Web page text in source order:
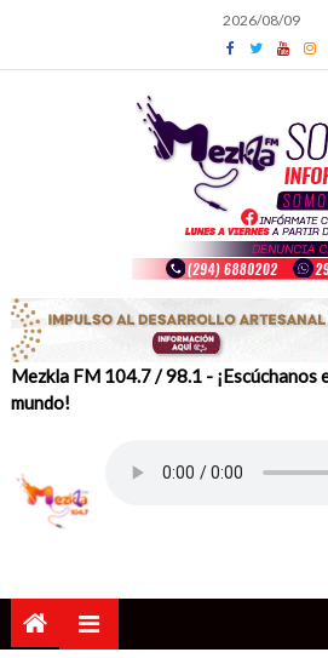
content
2026/08/09
Mezkla FM 104.7 / 98.1 - ¡Escúchanos
mundo!